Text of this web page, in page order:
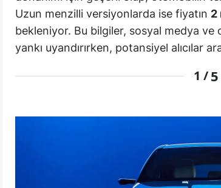
Diyarbakır
Edirne
Elazığ
Eskişehir
Gaziantep
Uzun menzilli versiyonlarda ise fiyatın 2
bekleniyor. Bu bilgiler, sosyal medya
yankı uyandırırken, potansiyel alıcılar
1 /5